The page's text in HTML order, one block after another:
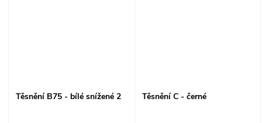
Těsnění B75 - bílé snížené 2 Těsnění C - černé